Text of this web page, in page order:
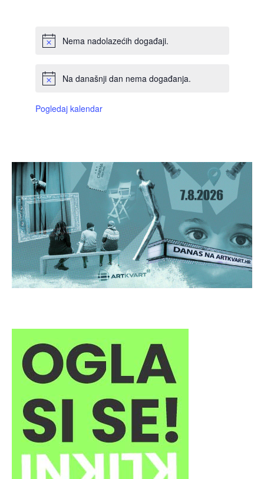
Nema nadolazećih događaji.
Na današnji dan nema događanja.
Pogledaj kalendar